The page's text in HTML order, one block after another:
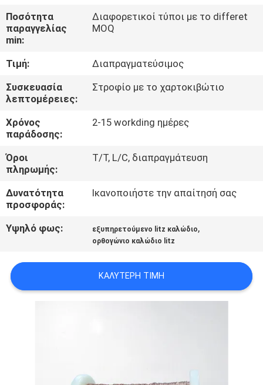
ΠΟΙΟΤΙΚΌΣ
ΈΛΕΓΧΟΣ
ΜΑΣ
ΕΛΆΤΕ
ΣΕ
ΕΠΑΦΉ
ΜΕ
ΕΙΔΉΣΕΙΣ
ΖΗΤΉΣΤΕ
ΑΠΌΣΠΑΣΜΑ
Ποσότητα
παραγγελίας
min:
Διαφορετικοί τύποι με το differet
MOQ
Τιμή:
Διαπραγματεύσιμος
Συσκευασία
λεπτομέρειες:
Στροφίο με το χαρτοκιβώτιο
Χρόνος
παράδοσης:
2-15 workding ημέρες
Όροι
πληρωμής:
T/T, L/C, διαπραγμάτευση
Δυνατότητα
προσφοράς:
Ικανοποιήστε την απαίτησή σας
Υψηλό φως: εξυπηρετούμενο litz καλώδιο,
ορθογώνιο καλώδιο litz
ΚΑΛΎΤΕΡΗ ΤΙΜΉ